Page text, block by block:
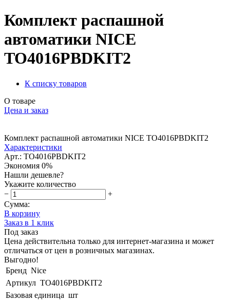
Комплект распашной
автоматики NICE
TO4016PBDKIT2
К списку товаров
О товаре
Цена и заказ
Комплект распашной автоматики NICE TO4016PBDKIT2
Характеристики
Арт.: TO4016PBDKIT2
Экономия 0%
Нашли дешевле?
Укажите количество
−
+
Сумма:
В корзину
Заказ в 1 клик
Под заказ
Цена действительна только для интернет-магазина и может
отличаться от цен в розничных магазинах.
Выгодно!
Бренд Nice
Артикул TO4016PBDKIT2
Базовая единица шт